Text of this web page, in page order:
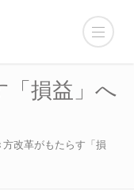
「損益」へ
方改革がもたらす「損